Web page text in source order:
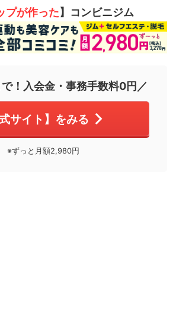
プが作った】コンビニジム
！入会金・事務手数料0円／
式サイト】をみる
※ずっと月額2,980円